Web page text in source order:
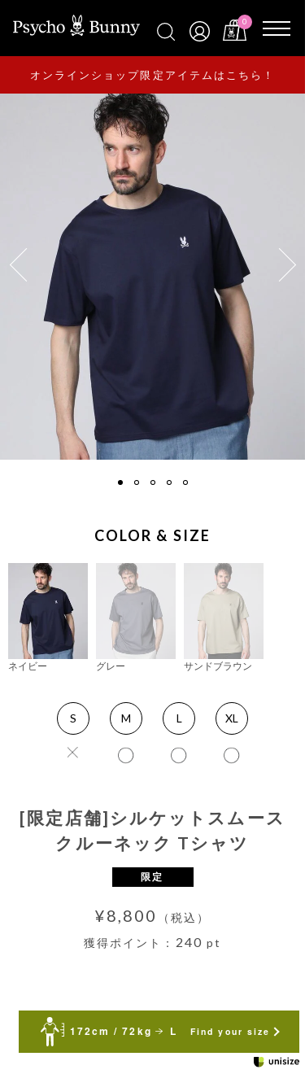
0
オンラインショップ限定アイテムはこちら！
COLOR & SIZE
ネイビー グレー サンドブラウン
S M L XL
[限定店舗]シルケットスムース
クルーネック Tシャツ
限定
¥8,800
（税込）
獲得ポイント： 240 pt
172cm / 72kg L Find your size